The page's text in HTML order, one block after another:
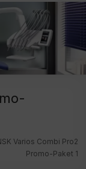
Varios Combi Pro2
Promo-Paket 1